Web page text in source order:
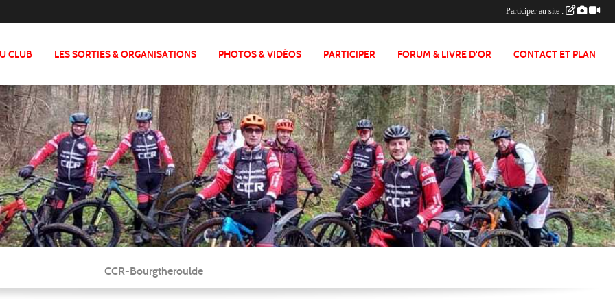
CLUB LES SORTIES & ORGANISATIONS PHOTOS & VIDÉOS PARTICIPER FORUM & LIVRE D'OR CONTACT ET PLAN
CCR-Bourgtheroulde
Participer au site :